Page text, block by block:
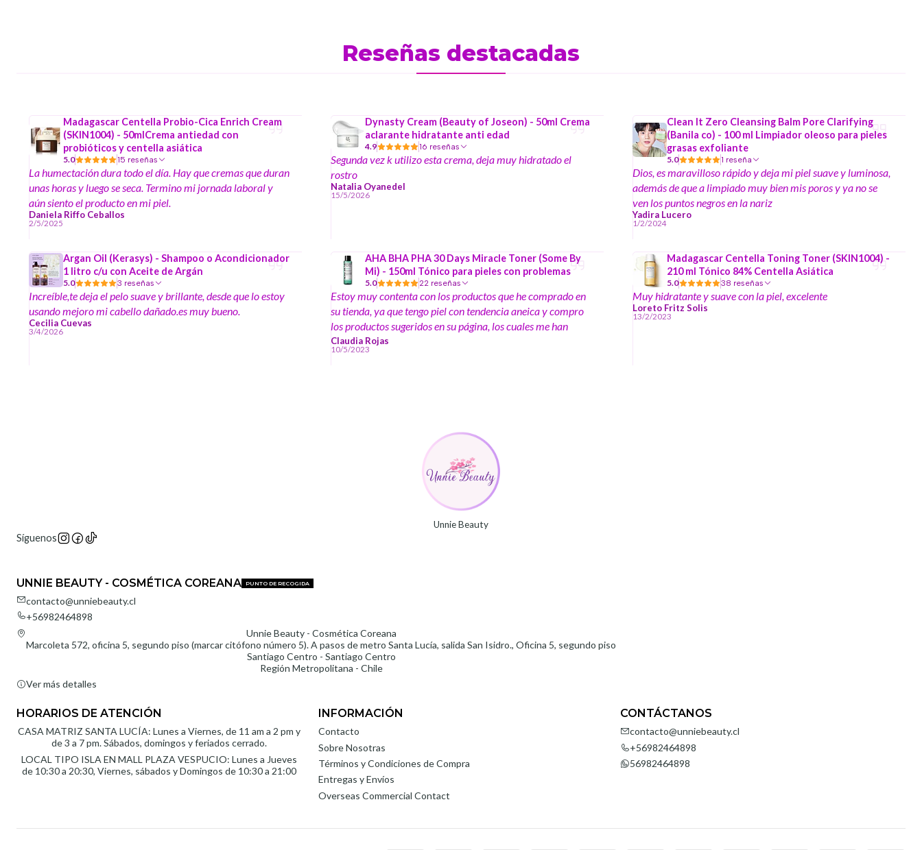
Reseñas destacadas
Madagascar Centella Probio-Cica Enrich Cream
(SKIN1004) - 50mlCrema antiedad con
probióticos y centella asiática
5.0 15 reseñas
La humectación dura todo el día. Hay que cremas que duran
unas horas y luego se seca. Termino mi jornada laboral y
aún siento el producto en mi piel.
Daniela Riffo Ceballos
2/5/2025
Dynasty Cream (Beauty of Joseon) - 50ml Crema
aclarante hidratante anti edad
4.9 16 reseñas
Segunda vez k utilizo esta crema, deja muy hidratado el
rostro
Natalia Oyanedel
15/5/2026
Clean It Zero Cleansing Balm Pore Clarifying
(Banila co) - 100 ml Limpiador oleoso para pieles
grasas exfoliante
5.0 1 reseña
Dios, es maravilloso rápido y deja mi piel suave y luminosa,
además de que a limpiado muy bien mis poros y ya no se
ven los puntos negros en la nariz
Yadira Lucero
1/2/2024
Argan Oil (Kerasys) - Shampoo o Acondicionador
1 litro c/u con Aceite de Argán
5.0 3 reseñas
Increíble,te deja el pelo suave y brillante, desde que lo estoy
usando mejoro mi cabello dañado.es muy bueno.
Cecilia Cuevas
3/4/2026
AHA BHA PHA 30 Days Miracle Toner (Some By
Mi) - 150ml Tónico para pieles con problemas
5.0 22 reseñas
Estoy muy contenta con los productos que he comprado en
su tienda, ya que tengo piel con tendencia aneica y compro
los productos sugeridos en su página, los cuales me han
ayudado mucho a disminuir los granitos en mi piel y
manchas :)
Claudia Rojas
10/5/2023
Madagascar Centella Toning Toner (SKIN1004) -
210 ml Tónico 84% Centella Asiática
5.0 38 reseñas
Muy hidratante y suave con la piel, excelente
Loreto Fritz Solis
13/2/2023
Unnie Beauty
Síguenos
UNNIE BEAUTY - COSMÉTICA COREANA PUNTO DE RECOGIDA
contacto@unniebeauty.cl
+56982464898
Unnie Beauty - Cosmética Coreana
Marcoleta 572, oficina 5, segundo piso (marcar citófono número 5). A pasos de metro Santa Lucía, salida San Isidro., Oficina 5, segundo piso
Santiago Centro - Santiago Centro
Región Metropolitana - Chile
Ver más detalles
HORARIOS DE ATENCIÓN
CASA MATRIZ SANTA LUCÍA: Lunes a Viernes, de 11 am a 2 pm y
de 3 a 7 pm. Sábados, domingos y feriados cerrado.
LOCAL TIPO ISLA EN MALL PLAZA VESPUCIO: Lunes a Jueves
de 10:30 a 20:30, Viernes, sábados y Domingos de 10:30 a 21:00
INFORMACIÓN
Contacto
Sobre Nosotras
Términos y Condiciones de Compra
Entregas y Envíos
Overseas Commercial Contact
CONTÁCTANOS
contacto@unniebeauty.cl
+56982464898
56982464898